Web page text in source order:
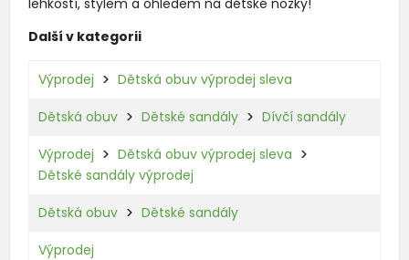
Další v kategorii
Výprodej Dětská obuv výprodej sleva
Dětská obuv Dětské sandály Dívčí sandály
Výprodej
Dětská obuv výprodej sleva
Dětské sandály výprodej
Dětská obuv Dětské sandály
Výprodej